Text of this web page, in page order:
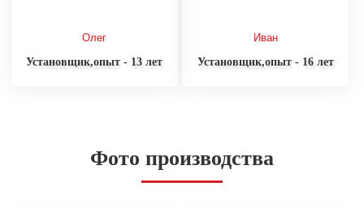
Олег
Установщик,опыт - 13 лет
Иван
Установщик,опыт - 16 лет
Фото производства